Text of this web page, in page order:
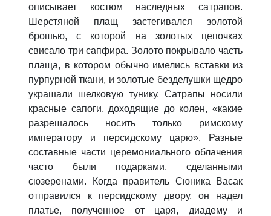
описывает костюм наследных сатрапов.
Шерстяной плащ застегивался золотой
брошью, с которой на золотых цепочках
свисало три сапфира. Золото покрывало часть
плаща, в котором обычно имелись вставки из
пурпурной ткани, и золотые безделушки щедро
украшали шелковую тунику. Сатрапы носили
красные сапоги, доходящие до колен, «какие
разрешалось носить только римскому
императору и персидскому царю». Разные
составные части церемониального облачения
часто были подарками, сделанными
сюзеренами. Когда правитель Сюника Васак
отправился к персидскому двору, он надел
платье, полученное от царя, диадему и